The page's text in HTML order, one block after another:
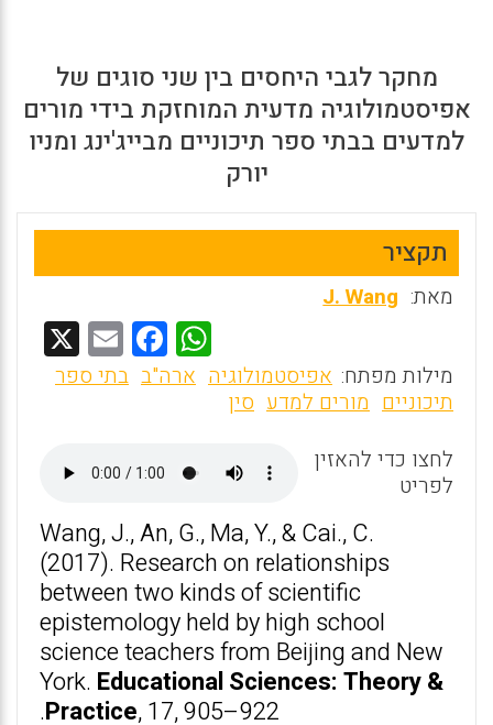
מחקר לגבי היחסים בין שני סוגים של
אפיסטמולוגיה מדעית המוחזקת בידי מורים
למדעים בבתי ספר תיכוניים מבייג'ינג ומניו
יורק
תקציר
מאת: J. Wang
W
h
A
p
p
F
a
o
o
k
E
m מילות מפתח: אפיסטמולוגיה ארה"ב בתי ספר
תיכוניים מורים למדע סין
לחצו כדי להאזין
לפריט
Wang, J., An, G., Ma, Y., & Cai., C.
(2017). Research on relationships
between two kinds of scientific
epistemology held by high school
science teachers from Beijing and New
York. Educational Sciences: Theory &
Practice, 17, 905–922.